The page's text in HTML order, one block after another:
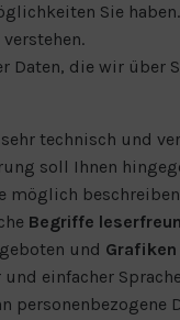
Sie
Daten, die wir über
technisch und
soll Ihnen
möglich
Begriffe
und Grafiken
einfacher
personenbezogene